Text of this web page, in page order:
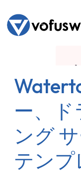
ー、ド
ング
テンプ